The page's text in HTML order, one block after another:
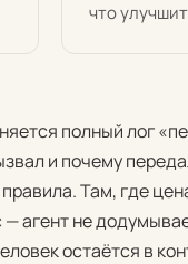
что
полный лог
и почему
Там, где
агент не
остаётся в